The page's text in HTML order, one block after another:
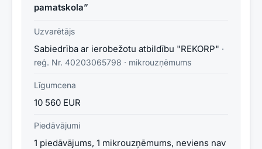
pamatskola”
Uzvarētājs
Sabiedrība ar ierobežotu atbildību "REKORP" ·
reģ. Nr. 40203065798 · mikrouzņēmums
Līgumcena
10 560 EUR
Piedāvājumi
1 piedāvājums, 1 mikrouzņēmums, neviens nav